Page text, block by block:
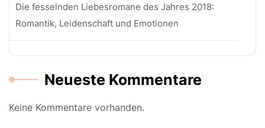
Die fesselnden Liebesromane des Jahres 2018:
Romantik, Leidenschaft und Emotionen
Neueste Kommentare
Keine Kommentare vorhanden.